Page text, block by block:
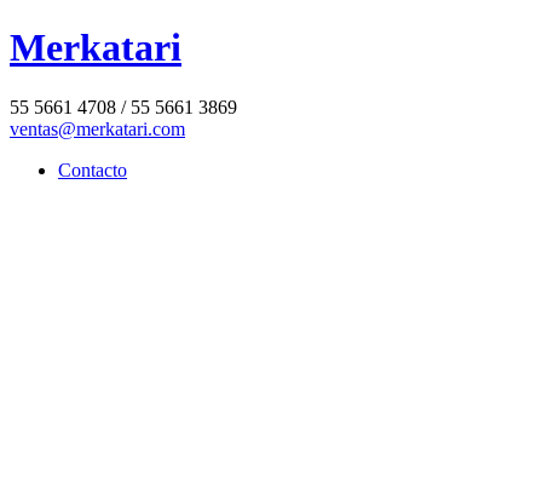
Merkatari
55 5661 4708 / 55 5661 3869
ventas@merkatari.com
Contacto